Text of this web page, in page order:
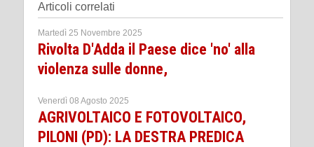
Articoli correlati
Martedì 25 Novembre 2025
Rivolta D'Adda il Paese dice 'no' alla
violenza sulle donne,
Venerdì 08 Agosto 2025
AGRIVOLTAICO E FOTOVOLTAICO,
PILONI (PD): LA DESTRA PREDICA